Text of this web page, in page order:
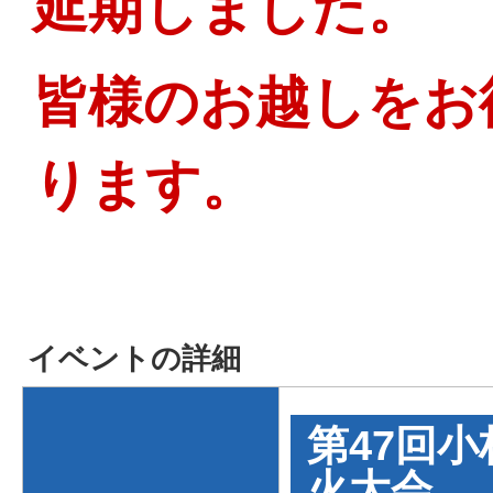
皆様のお越しを
ります。
イベントの詳細
第47回小